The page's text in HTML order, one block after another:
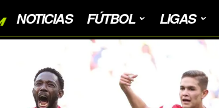
NOTICIAS FÚTBOL LIGAS